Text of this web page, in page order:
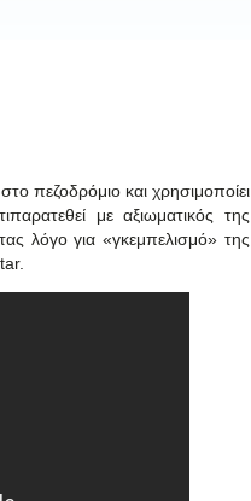
πεζοδρόμιο και χρησιμοποίει
με αξιωματικός της
λόγο για «γκεμπελισμό» της